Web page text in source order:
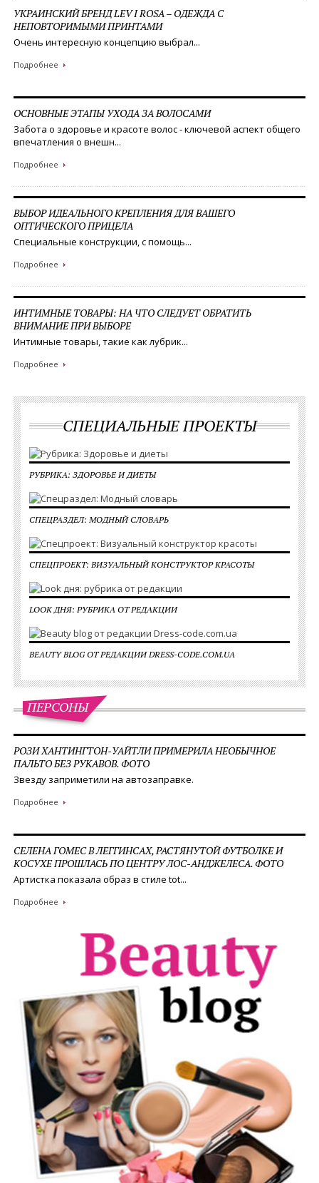
УКРАИНСКИЙ БРЕНД LEV I ROSA – ОДЕЖДА С
НЕПОВТОРИМЫМИ ПРИНТАМИ
Очень интересную концепцию выбрал...
Подробнее
ОСНОВНЫЕ ЭТАПЫ УХОДА ЗА ВОЛОСАМИ
Забота о здоровье и красоте волос - ключевой аспект общего
впечатления о внешн...
Подробнее
ВЫБОР ИДЕАЛЬНОГО КРЕПЛЕНИЯ ДЛЯ ВАШЕГО
ОПТИЧЕСКОГО ПРИЦЕЛА
Специальные конструкции, с помощь...
Подробнее
ИНТИМНЫЕ ТОВАРЫ: НА ЧТО СЛЕДУЕТ ОБРАТИТЬ
ВНИМАНИЕ ПРИ ВЫБОРЕ
Интимные товары, такие как лубрик...
Подробнее
СПЕЦИАЛЬНЫЕ ПРОЕКТЫ
РУБРИКА: ЗДОРОВЬЕ И ДИЕТЫ
CПЕЦРАЗДЕЛ: МОДНЫЙ СЛОВАРЬ
CПЕЦПРОЕКТ: ВИЗУАЛЬНЫЙ КОНСТРУКТОР КРАСОТЫ
LOOK ДНЯ: РУБРИКА ОТ РЕДАКЦИИ
BEAUTY BLOG ОТ РЕДАКЦИИ DRESS-CODE.COM.UA
ПЕРСОНЫ
РОЗИ ХАНТИНГТОН-УАЙТЛИ ПРИМЕРИЛА НЕОБЫЧНОЕ
ПАЛЬТО БЕЗ РУКАВОВ. ФОТО
Звезду заприметили на автозаправке.
Подробнее
СЕЛЕНА ГОМЕС В ЛЕГГИНСАХ, РАСТЯНУТОЙ ФУТБОЛКЕ И
КОСУХЕ ПРОШЛАСЬ ПО ЦЕНТРУ ЛОС-АНДЖЕЛЕСА. ФОТО
Артистка показала образ в стиле tot...
Подробнее